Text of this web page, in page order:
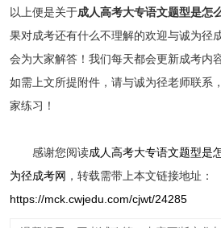
以上便是关于成人高考大专语文题型是怎
果对成考还有什么不理解的欢迎与诚为径
会为大家解答！我们每天都会更新成考内
如需上文所提附件，请与诚为径老师联系
家练习！
感谢您阅读成人高考大专语文题型是
为径成考网 ，转载需带上本文链接地址：
https://mck.cwjedu.com/cjwt/24285